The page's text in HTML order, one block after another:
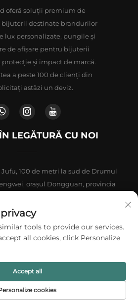
oferă soluții premium de
destinate brandurilor
lux personalizate, pungile și
de afișare pentru bijuterii
și impact de marcă.
a peste 100 de clienți din
astăzi un deviz.
LEGĂTURĂ CU NOI
100 de metri la sud de Drumul
orașul Dongguan, provincia
Packing Co., Ltd. Toate drepturile
tools to provide our services.
all cookies, click Personalize
cookies
Accept all